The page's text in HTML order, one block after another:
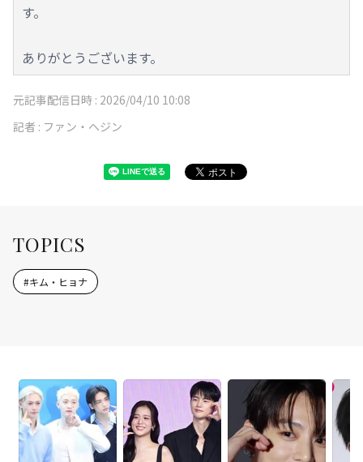
す。
ありがとうございます。
元記事配信日時 : 2026/04/10 10:08
記者 : ファン・ヘジン
TOPICS
#キム・ヒョナ